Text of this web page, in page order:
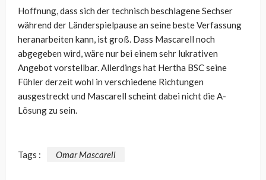
Hoffnung, dass sich der technisch beschlagene Sechser
während der Länderspielpause an seine beste Verfassung
heranarbeiten kann, ist groß. Dass Mascarell noch
abgegeben wird, wäre nur bei einem sehr lukrativen
Angebot vorstellbar. Allerdings hat Hertha BSC seine
Fühler derzeit wohl in verschiedene Richtungen
ausgestreckt und Mascarell scheint dabei nicht die A-
Lösung zu sein.
Tags : Omar Mascarell